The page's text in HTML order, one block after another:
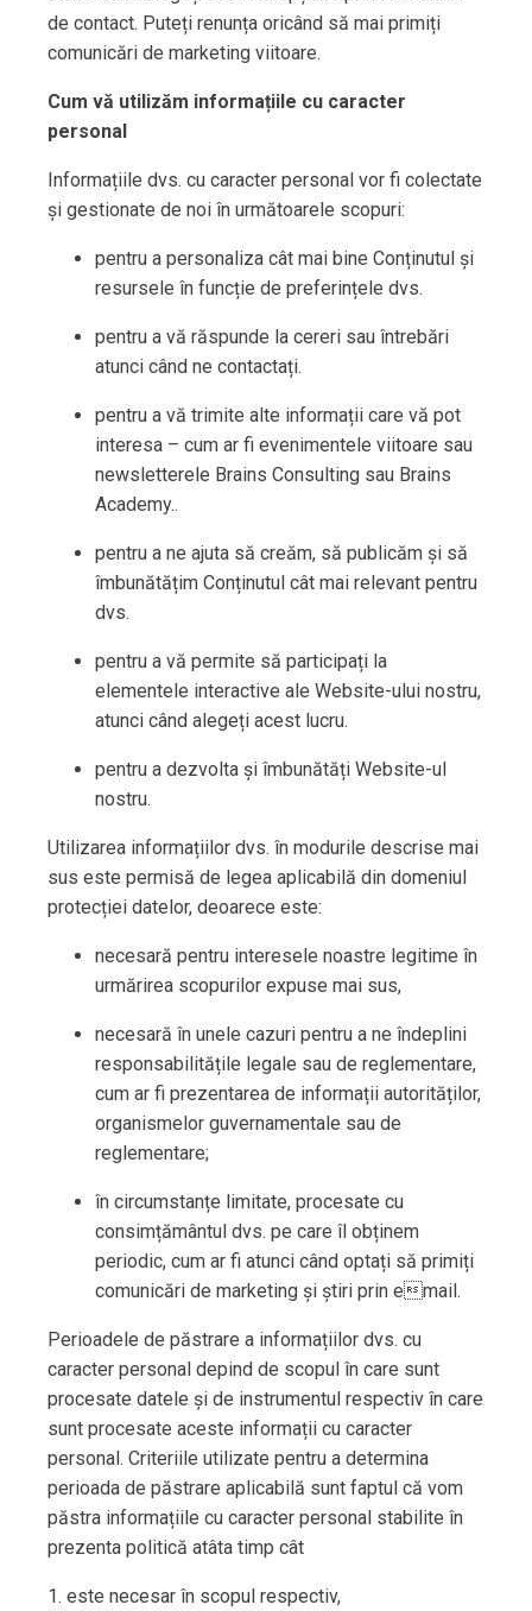
de contact. Puteți renunța oricând să mai primiți
comunicări de marketing viitoare.
Cum vă utilizăm informațiile cu caracter
personal
Informațiile dvs. cu caracter personal vor fi colectate
și gestionate de noi în următoarele scopuri:
pentru a personaliza cât mai bine Conținutul și
resursele în funcție de preferințele dvs.
pentru a vă răspunde la cereri sau întrebări
atunci când ne contactați.
pentru a vă trimite alte informații care vă pot
interesa – cum ar fi evenimentele viitoare sau
newsletterele Brains Consulting sau Brains
Academy..
pentru a ne ajuta să creăm, să publicăm și să
îmbunătățim Conținutul cât mai relevant pentru
dvs.
pentru a vă permite să participați la
elementele interactive ale Website-ului nostru,
atunci când alegeți acest lucru.
pentru a dezvolta și îmbunătăți Website-ul
nostru.
Utilizarea informațiilor dvs. în modurile descrise mai
sus este permisă de legea aplicabilă din domeniul
protecției datelor, deoarece este:
necesară pentru interesele noastre legitime în
urmărirea scopurilor expuse mai sus,
necesară în unele cazuri pentru a ne îndeplini
responsabilitățile legale sau de reglementare,
cum ar fi prezentarea de informații autorităților,
organismelor guvernamentale sau de
reglementare;
în circumstanțe limitate, procesate cu
consimțământul dvs. pe care îl obținem
periodic, cum ar fi atunci când optați să primiți
comunicări de marketing și știri prin email.
Perioadele de păstrare a informațiilor dvs. cu
caracter personal depind de scopul în care sunt
procesate datele și de instrumentul respectiv în care
sunt procesate aceste informații cu caracter
personal. Criteriile utilizate pentru a determina
perioada de păstrare aplicabilă sunt faptul că vom
păstra informațiile cu caracter personal stabilite în
prezenta politică atâta timp cât
1. este necesar în scopul respectiv,